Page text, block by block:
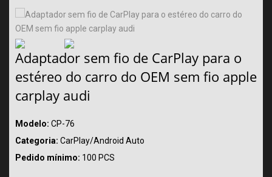
Adaptador sem fio de CarPlay para o
estéreo do carro do OEM sem fio apple
carplay audi
Modelo: CP-76
Categoria: CarPlay/Android Auto
Pedido mínimo: 100 PCS